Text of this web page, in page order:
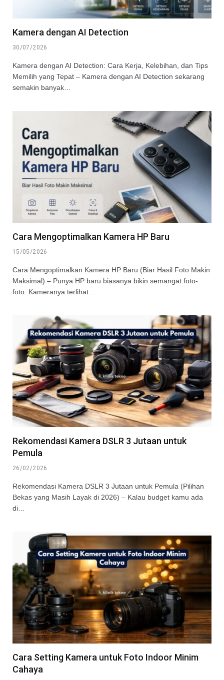
Kamera dengan AI Detection
30/07/2026
Kamera dengan AI Detection: Cara Kerja, Kelebihan, dan Tips
Memilih yang Tepat – Kamera dengan AI Detection sekarang
semakin banyak…
Cara Mengoptimalkan Kamera HP Baru
15/05/2026
Cara Mengoptimalkan Kamera HP Baru (Biar Hasil Foto Makin
Maksimal) – Punya HP baru biasanya bikin semangat foto-
foto. Kameranya terlihat…
Rekomendasi Kamera DSLR 3 Jutaan untuk
Pemula
26/02/2026
Rekomendasi Kamera DSLR 3 Jutaan untuk Pemula (Pilihan
Bekas yang Masih Layak di 2026) – Kalau budget kamu ada
di…
Cara Setting Kamera untuk Foto Indoor Minim
Cahaya